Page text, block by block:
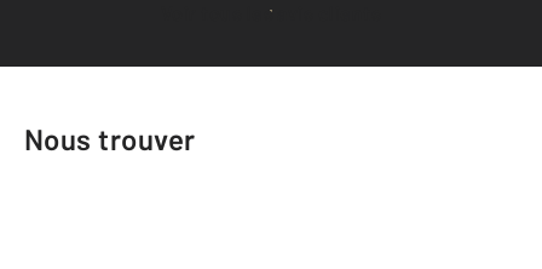
Voir tous les avis clients
Nous trouver